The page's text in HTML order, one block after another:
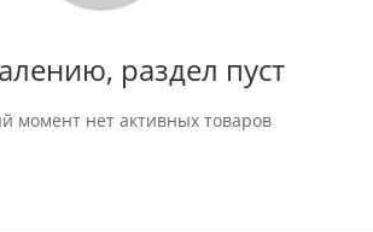
раздел пуст
момент нет активных товаров